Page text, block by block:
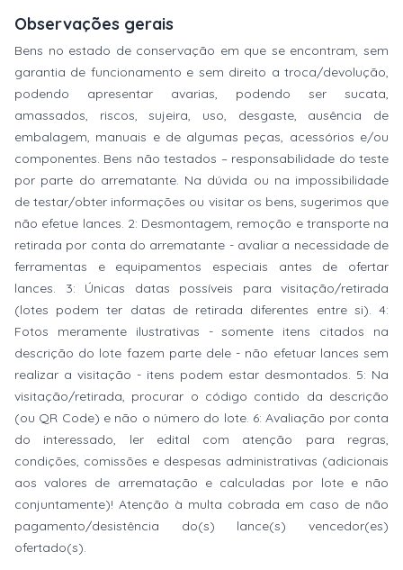
Observações gerais
Bens no estado de conservação em que se encontram, sem
garantia de funcionamento e sem direito a troca/devolução,
podendo apresentar avarias, podendo ser sucata,
amassados, riscos, sujeira, uso, desgaste, ausência de
embalagem, manuais e de algumas peças, acessórios e/ou
componentes. Bens não testados – responsabilidade do teste
por parte do arrematante. Na dúvida ou na impossibilidade
de testar/obter informações ou visitar os bens, sugerimos que
não efetue lances. 2: Desmontagem, remoção e transporte na
retirada por conta do arrematante - avaliar a necessidade de
ferramentas e equipamentos especiais antes de ofertar
lances. 3: Únicas datas possíveis para visitação/retirada
(lotes podem ter datas de retirada diferentes entre si). 4:
Fotos meramente ilustrativas - somente itens citados na
descrição do lote fazem parte dele - não efetuar lances sem
realizar a visitação - itens podem estar desmontados. 5: Na
visitação/retirada, procurar o código contido da descrição
(ou QR Code) e não o número do lote. 6: Avaliação por conta
do interessado, ler edital com atenção para regras,
condições, comissões e despesas administrativas (adicionais
aos valores de arrematação e calculadas por lote e não
conjuntamente)! Atenção à multa cobrada em caso de não
pagamento/desistência do(s) lance(s) vencedor(es)
ofertado(s).